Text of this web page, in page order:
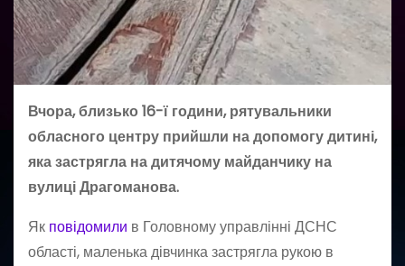
Вчора, близько 16-ї години, рятувальники
обласного центру прийшли на допомогу дитині,
яка застрягла на дитячому майданчику на
вулиці Драгоманова.
Як повідомили в Головному управлінні ДСНС
області, маленька дівчинка застрягла рукою в